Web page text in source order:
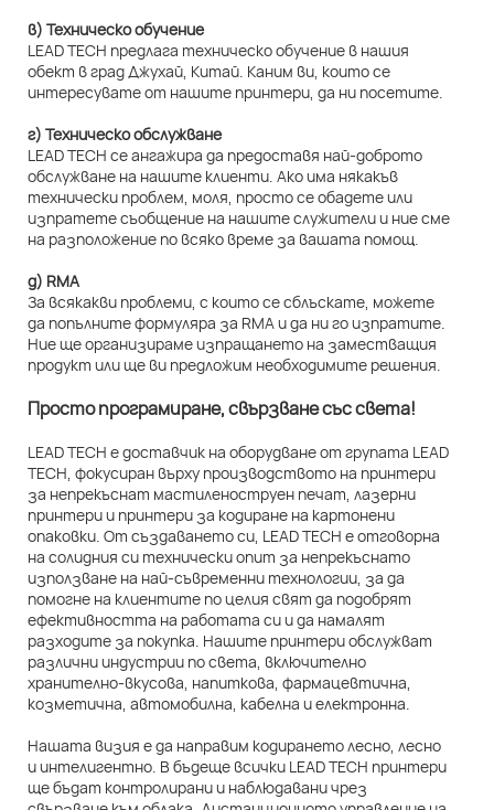
в) Техническо обучение
LEAD TECH предлага техническо обучение в нашия
обект в град Джухай, Китай. Каним ви, които се
интересувате от нашите принтери, да ни посетите.
г) Техническо обслужване
LEAD TECH се ангажира да предоставя най-доброто
обслужване на нашите клиенти. Ако има някакъв
технически проблем, моля, просто се обадете или
изпратете съобщение на нашите служители и ние сме
на разположение по всяко време за вашата помощ.
д) RMA
За всякакви проблеми, с които се сблъскате, можете
да попълните формуляра за RMA и да ни го изпратите.
Ние ще организираме изпращането на заместващия
продукт или ще ви предложим необходимите решения.
Просто програмиране, свързване със света!
LEAD TECH е доставчик на оборудване от групата LEAD
TECH, фокусиран върху производството на принтери
за непрекъснат мастиленоструен печат, лазерни
принтери и принтери за кодиране на картонени
опаковки. От създаването си, LEAD TECH е отговорна
на солидния си технически опит за непрекъснато
използване на най-съвременни технологии, за да
помогне на клиентите по целия свят да подобрят
ефективността на работата си и да намалят
разходите за покупка. Нашите принтери обслужват
различни индустрии по света, включително
хранително-вкусова, напиткова, фармацевтична,
козметична, автомобилна, кабелна и електронна.
Нашата визия е да направим кодирането лесно, лесно
и интелигентно. В бъдеще всички LEAD TECH принтери
ще бъдат контролирани и наблюдавани чрез